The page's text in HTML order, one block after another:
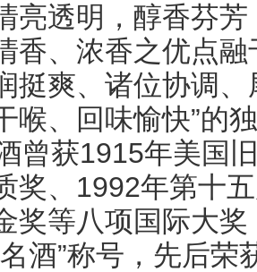
亮透明，醇香芬
香、浓香之优点融
挺爽、诸位协调、
喉、回味愉快”的
曾获1915年美国
奖、1992年第十
奖等八项国际大
酒”称号，先后荣